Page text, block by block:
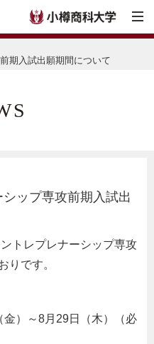
期入試出願期間について
ップ専攻前期入試出
トレプレナーシップ専攻
りです。
）～8月29日（木）（必